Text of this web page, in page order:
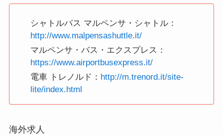
シャトルバス マルペンサ・シャトル：
http://www.malpensashuttle.it/
マルペンサ・バス・エクスプレス：
https://www.airportbusexpress.it/
電車 トレノルド： http://m.trenord.it/site-
lite/index.html
海外求人